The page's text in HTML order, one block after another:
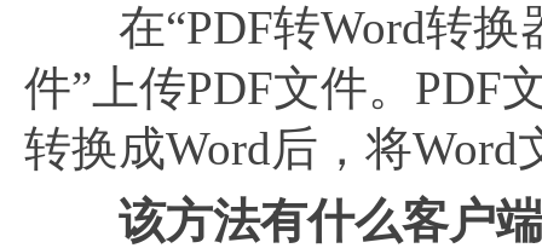
在“PDF转Word转换
件”上传PDF文件。PDF
转换成Word后，将
该方法有什么客户